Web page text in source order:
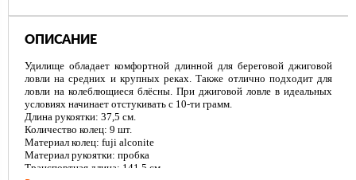
ОПИСАНИЕ
Удилище обладает комфортной длинной для береговой джиговой
ловли на средних и крупных реках. Также отлично подходит для
ловли на колеблющиеся блёсны. При джиговой ловле в идеальных
условиях начинает отстукивать с 10-ти грамм.
Длина рукоятки: 37,5 см.
Количество колец: 9 шт.
Материал колец: fuji alconite
Материал рукоятки: пробка
Транспортная длина: 141,5 см.